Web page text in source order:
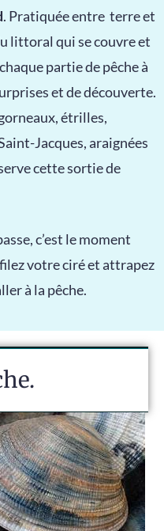
. Pratiquée entre terre et
littoral qui se couvre et
partie de pêche à
et de découverte.
étrilles,
Jacques, araignées
cette sortie de
c’est le moment
votre ciré et attrapez
à la pêche.